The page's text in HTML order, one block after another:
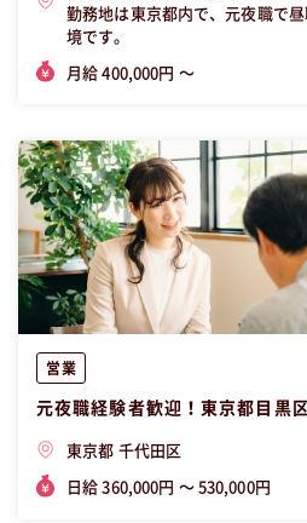
勤務地は東京都内で、元夜職で
境です。
月給 400,000円 〜
営業
元夜職経験者歓迎！東京都目黒
東京都 千代田区
日給 360,000円 〜 530,000円